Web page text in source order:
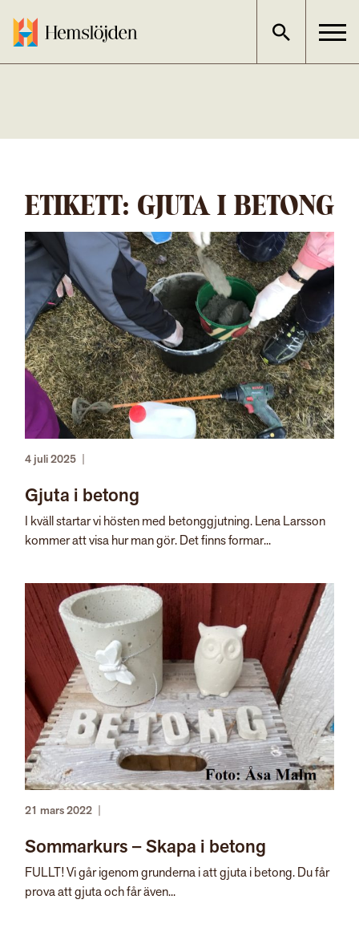
innehållet
ETIKETT: GJUTA I BETONG
4 juli 2025
Gjuta i betong
I kväll startar vi hösten med betonggjutning. Lena Larsson
kommer att visa hur man gör. Det finns formar...
21 mars 2022
Sommarkurs – Skapa i betong
FULLT! Vi går igenom grunderna i att gjuta i betong. Du får
prova att gjuta och får även...